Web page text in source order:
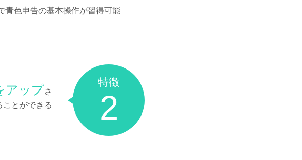
青色申告の基本操作が習得可能
特徴
2
アップさ
ことができる